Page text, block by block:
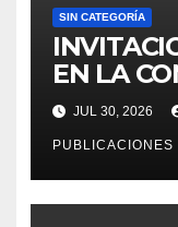
SIN CATEGORÍA
EN LA
SERVICIO
EN
PARA LA
JUL 30, 2026
PUBLICACIONES